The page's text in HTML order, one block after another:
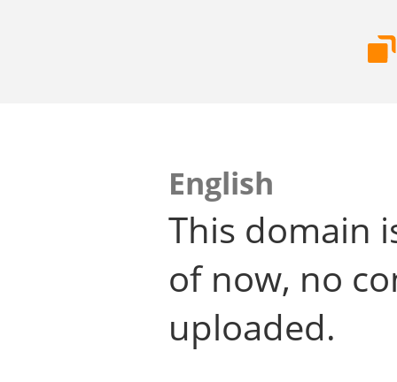
English
This domain
of now, no
uploaded.